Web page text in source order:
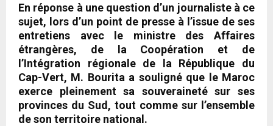
En réponse à une question d’un journaliste à ce
sujet, lors d’un point de presse à l’issue de ses
entretiens avec le ministre des Affaires
étrangères, de la Coopération et de
l’Intégration régionale de la République du
Cap-Vert, M. Bourita a souligné que le Maroc
exerce pleinement sa souveraineté sur ses
provinces du Sud, tout comme sur l’ensemble
de son territoire national.